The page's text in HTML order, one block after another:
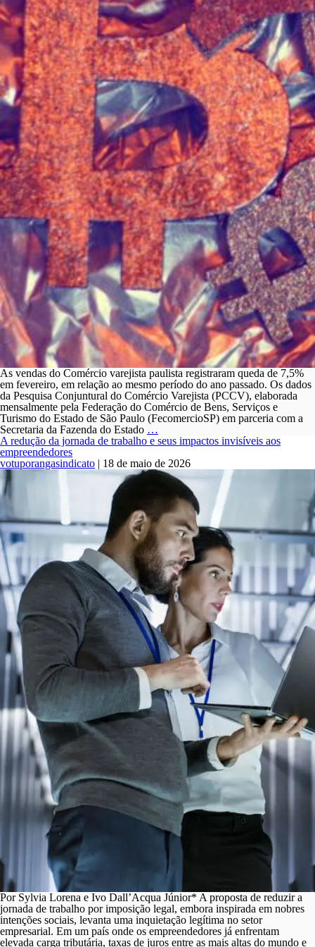
As vendas do Comércio varejista paulista registraram queda de 7,5%
em fevereiro, em relação ao mesmo período do ano passado. Os dados
da Pesquisa Conjuntural do Comércio Varejista (PCCV), elaborada
mensalmente pela Federação do Comércio de Bens, Serviços e
Turismo do Estado de São Paulo (FecomercioSP) em parceria com a
Secretaria da Fazenda do Estado …
inflação
efeito
calendário
fazem
Comércio
paulista
registrar
um
dos
piores
resultados
em
vendas
para
fevereiro,
diz
FecomercioSP oticia
A redução da jornada de trabalho e seus impactos invisíveis aos
empreendedores
votuporangasindicato | 18 de maio de 2026
Por Sylvia Lorena e Ivo Dall’Acqua Júnior* A proposta de reduzir a
jornada de trabalho por imposição legal, embora inspirada em nobres
intenções sociais, levanta uma inquietação legítima no setor
empresarial. Em um país onde os empreendedores já enfrentam
elevada carga tributária, taxas de juros entre as mais altas do mundo e